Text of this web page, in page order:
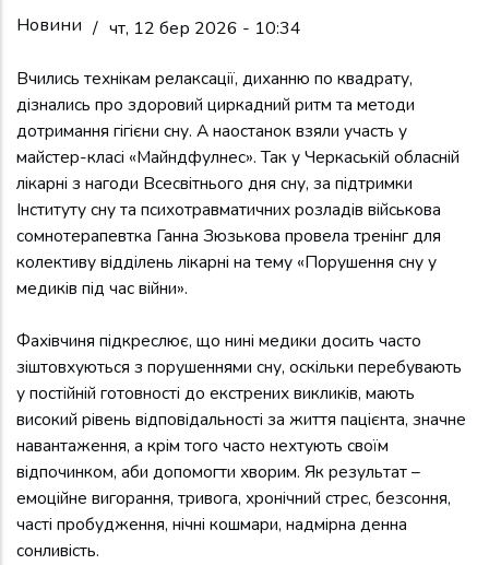
Новини / чт, 12 бер 2026 - 10:34
Вчились технікам релаксації, диханню по квадрату,
дізнались про здоровий циркадний ритм та методи
дотримання гігієни сну. А наостанок взяли участь у
майстер-класі «Майндфулнес». Так у Черкаській обласній
лікарні з нагоди Всесвітнього дня сну, за підтримки
Інституту сну та психотравматичних розладів військова
сомнотерапевтка Ганна Зюзькова провела тренінг для
колективу відділень лікарні на тему «Порушення сну у
медиків під час війни».
Фахівчиня підкреслює, що нині медики досить часто
зіштовхуються з порушеннями сну, оскільки перебувають
у постійній готовності до екстрених викликів, мають
високий рівень відповідальності за життя пацієнта, значне
навантаження, а крім того часто нехтують своїм
відпочинком, аби допомогти хворим. Як результат –
емоційне вигорання, тривога, хронічний стрес, безсоння,
часті пробудження, нічні кошмари, надмірна денна
сонливість.